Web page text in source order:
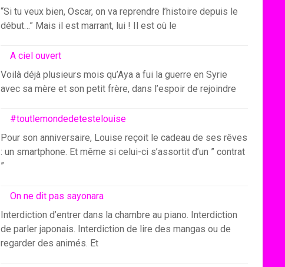
“Si tu veux bien, Oscar, on va reprendre l’histoire depuis le
début…” Mais il est marrant, lui ! Il est où le
A ciel ouvert
Voilà déjà plusieurs mois qu’Aya a fui la guerre en Syrie
avec sa mère et son petit frère, dans l’espoir de rejoindre
#toutlemondedetestelouise
Pour son anniversaire, Louise reçoit le cadeau de ses rêves
: un smartphone. Et même si celui-ci s’assortit d’un ” contrat
”
On ne dit pas sayonara
Interdiction d’entrer dans la chambre au piano. Interdiction
de parler japonais. Interdiction de lire des mangas ou de
regarder des animés. Et